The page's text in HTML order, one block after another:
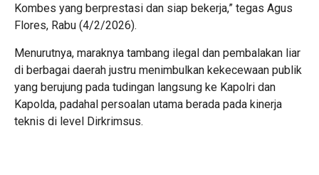
Kombes yang berprestasi dan siap bekerja,” tegas Agus
Flores, Rabu (4/2/2026).
Menurutnya, maraknya tambang ilegal dan pembalakan liar
di berbagai daerah justru menimbulkan kekecewaan publik
yang berujung pada tudingan langsung ke Kapolri dan
Kapolda, padahal persoalan utama berada pada kinerja
teknis di level Dirkrimsus.